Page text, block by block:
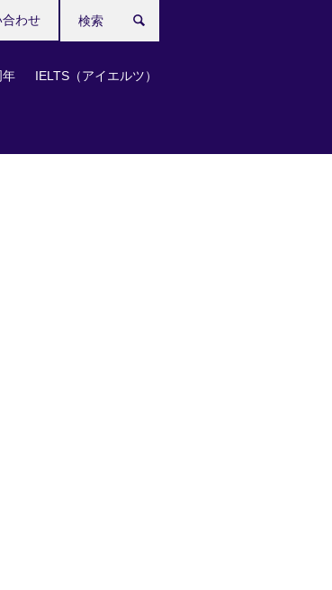
年 IELTS（アイエルツ）
合わせ
索